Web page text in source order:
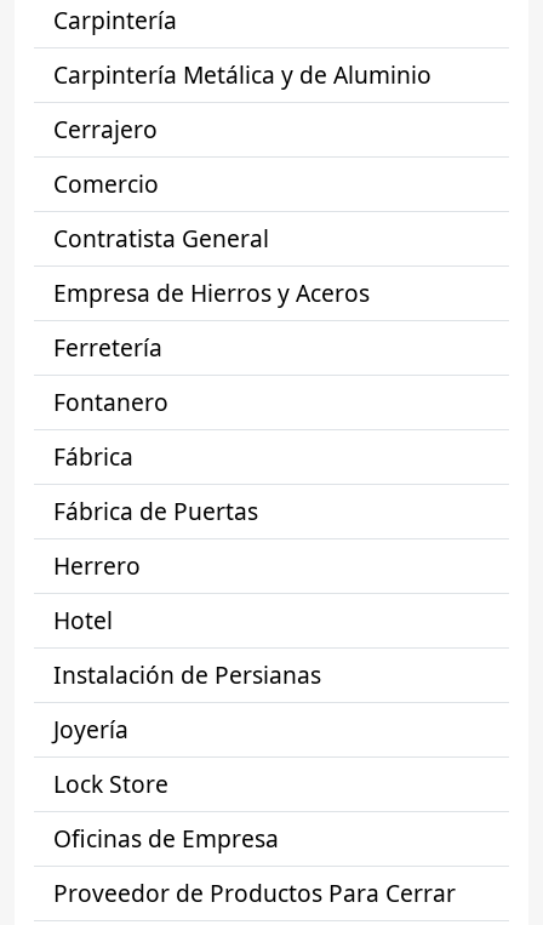
Carpintería
Carpintería Metálica y de Aluminio
Cerrajero
Comercio
Contratista General
Empresa de Hierros y Aceros
Ferretería
Fontanero
Fábrica
Fábrica de Puertas
Herrero
Hotel
Instalación de Persianas
Joyería
Lock Store
Oficinas de Empresa
Proveedor de Productos Para Cerrar